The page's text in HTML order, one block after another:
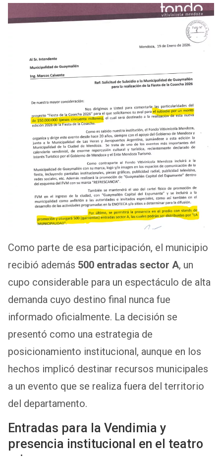
Como parte de esa participación, el municipio
recibió además 500 entradas sector A, un
cupo considerable para un espectáculo de alta
demanda cuyo destino final nunca fue
informado oficialmente. La decisión se
presentó como una estrategia de
posicionamiento institucional, aunque en los
hechos implicó destinar recursos municipales
a un evento que se realiza fuera del territorio
del departamento.
Entradas para la Vendimia y
presencia institucional en el teatro